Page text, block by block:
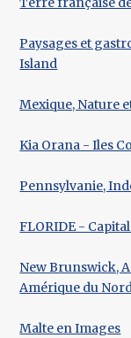
Paysages et
Island
Mexique, Nature
Kia Orana - Iles
Pennsylvanie,
FLORIDE -
New Brunswick,
Amérique du
Malte en Images